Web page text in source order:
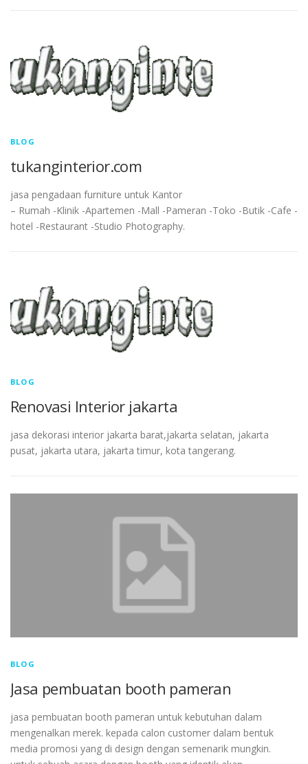
BLOG
tukanginterior.com
jasa pengadaan furniture untuk Kantor
– Rumah -Klinik -Apartemen -Mall -Pameran -Toko -Butik -Cafe -
hotel -Restaurant -Studio Photography.
BLOG
Renovasi Interior jakarta
jasa dekorasi interior jakarta barat,jakarta selatan, jakarta
pusat, jakarta utara, jakarta timur, kota tangerang.
BLOG
Jasa pembuatan booth pameran
jasa pembuatan booth pameran untuk kebutuhan dalam
mengenalkan merek. kepada calon customer dalam bentuk
media promosi yang di design dengan semenarik mungkin.